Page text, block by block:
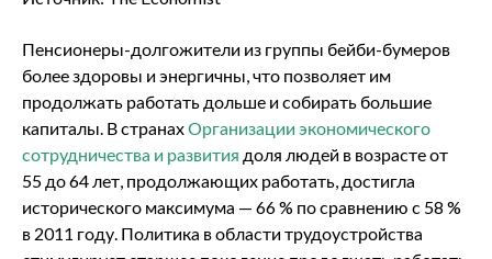
Пенсионеры-долгожители из группы бейби-бумеров
более здоровы и энергичны, что позволяет им
продолжать работать дольше и собирать большие
капиталы. В странахОрганизации экономического
сотрудничества и развития доля людей в возрасте от
55 до 64 лет, продолжающих работать, достигла
исторического максимума — 66 % по сравнению с 58 %
в 2011 году. Политика в области трудоустройства